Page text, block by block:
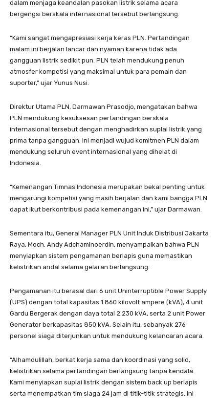
dalam menjaga keandalan pasokan listrik selama acara
bergengsi berskala internasional tersebut berlangsung.
“Kami sangat mengapresiasi kerja keras PLN. Pertandingan
malam ini berjalan lancar dan nyaman karena tidak ada
gangguan listrik sedikit pun. PLN telah mendukung penuh
atmosfer kompetisi yang maksimal untuk para pemain dan
suporter,” ujar Yunus Nusi.
Direktur Utama PLN, Darmawan Prasodjo, mengatakan bahwa
PLN mendukung kesuksesan pertandingan berskala
internasional tersebut dengan menghadirkan suplai listrik yang
prima tanpa gangguan. Ini menjadi wujud komitmen PLN dalam
mendukung seluruh event internasional yang dihelat di
Indonesia.
“Kemenangan Timnas Indonesia merupakan bekal penting untuk
mengarungi kompetisi yang masih berjalan dan kami bangga PLN
dapat ikut berkontribusi pada kemenangan ini,” ujar Darmawan.
Sementara itu, General Manager PLN Unit Induk Distribusi Jakarta
Raya, Moch. Andy Adchaminoerdin, menyampaikan bahwa PLN
menyiapkan sistem pengamanan berlapis guna memastikan
kelistrikan andal selama gelaran berlangsung.
Pengamanan itu berasal dari 6 unit Uninterruptible Power Supply
(UPS) dengan total kapasitas 1.860 kilovolt ampere (kVA), 4 unit
Gardu Bergerak dengan daya total 2.230 kVA, serta 2 unit Power
Generator berkapasitas 850 kVA. Selain itu, sebanyak 276
personel siaga diterjunkan untuk mendukung kelancaran acara.
“Alhamdulillah, berkat kerja sama dan koordinasi yang solid,
kelistrikan selama pertandingan berlangsung tanpa kendala.
Kami menyiapkan suplai listrik dengan sistem back up berlapis
serta menempatkan tim siaga 24 jam di titik-titik strategis. Ini